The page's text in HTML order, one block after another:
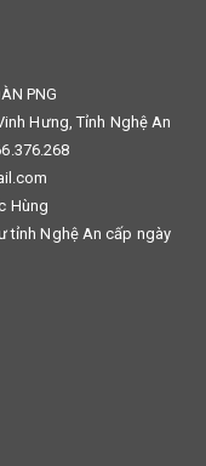
PNG
Hưng, Tỉnh Nghệ An
Hùng
tỉnh Nghệ An cấp ngày